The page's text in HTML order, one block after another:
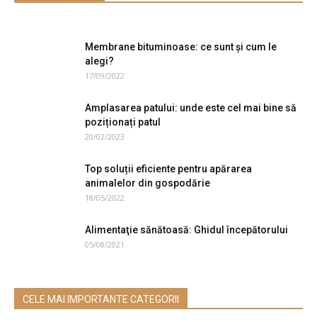
-
Membrane bituminoase: ce sunt și cum le
alegi?
17/09/2022
Amplasarea patului: unde este cel mai bine să
poziționați patul
20/02/2023
Top soluții eficiente pentru apărarea
animalelor din gospodărie
18/05/2022
Alimentaţie sănătoasă: Ghidul începătorului
05/08/2021
CELE MAI IMPORTANTE CATEGORII